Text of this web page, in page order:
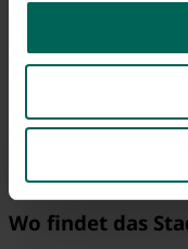
Wo findet das